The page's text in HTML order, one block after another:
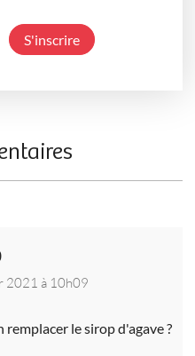
S'inscrire
2021 à 10h09
le sirop d'agave ?